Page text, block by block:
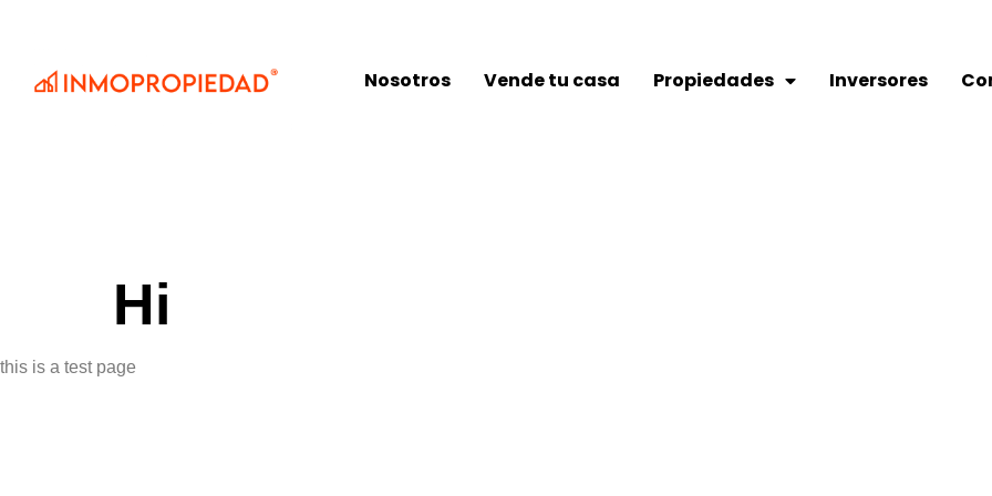
Nosotros Vende tu casa Propiedades Inversores
Hi
this is a test page